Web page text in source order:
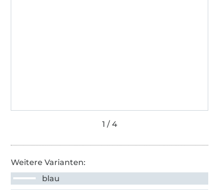
Weitere Varianten:
blau